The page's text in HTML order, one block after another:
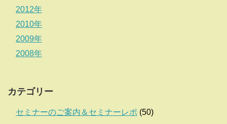
2012年
2010年
2009年
2008年
カテゴリー
セミナーのご案内＆セミナーレポ (50)